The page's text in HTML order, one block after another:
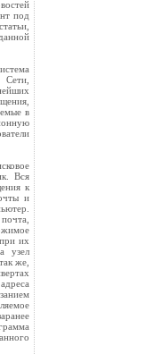
под
в
Вся
к
и
их
узел
же,